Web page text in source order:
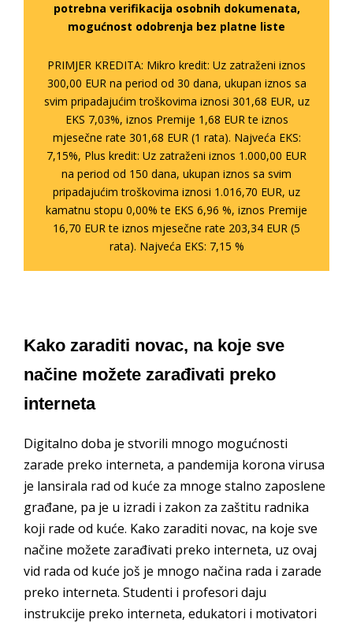
potrebna verifikacija osobnih dokumenata,
mogućnost odobrenja bez platne liste
PRIMJER KREDITA: Mikro kredit: Uz zatraženi iznos
300,00 EUR na period od 30 dana, ukupan iznos sa
svim pripadajućim troškovima iznosi 301,68 EUR, uz
EKS 7,03%, iznos Premije 1,68 EUR te iznos
mjesečne rate 301,68 EUR (1 rata). Najveća EKS:
7,15%, Plus kredit: Uz zatraženi iznos 1.000,00 EUR
na period od 150 dana, ukupan iznos sa svim
pripadajućim troškovima iznosi 1.016,70 EUR, uz
kamatnu stopu 0,00% te EKS 6,96 %, iznos Premije
16,70 EUR te iznos mjesečne rate 203,34 EUR (5
rata). Najveća EKS: 7,15 %
Kako zaraditi novac, na koje sve
načine možete zarađivati preko
interneta
Digitalno doba je stvorili mnogo mogućnosti
zarade preko interneta, a pandemija korona virusa
je lansirala rad od kuće za mnoge stalno zaposlene
građane, pa je u izradi i zakon za zaštitu radnika
koji rade od kuće. Kako zaraditi novac, na koje sve
načine možete zarađivati preko interneta, uz ovaj
vid rada od kuće još je mnogo načina rada i zarade
preko interneta. Studenti i profesori daju
instrukcije preko interneta, edukatori i motivatori